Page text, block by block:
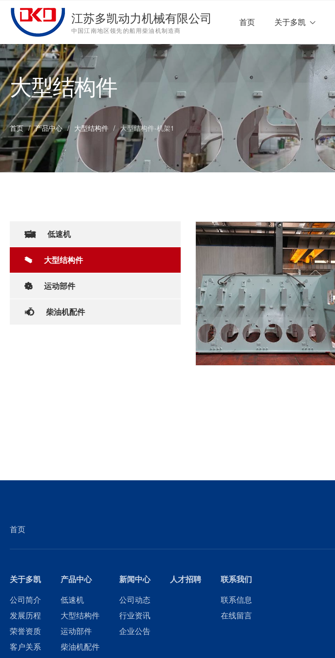
首页
Open submenu (关于多凯)
关于多凯
Open submenu (产品中心)
产品中心
Open submenu (新闻中心)
新闻中心
人才招聘
2
Open submenu (联系我们)
联系我们
江苏多凯动力机械有限公司
中国江南地区领先的船用柴油机制造商
首页 关于多凯
关于多凯 - About us
公司简介 发展历程 荣誉资质
产品中心 - Products
低速机 大型结构件 运动部件
新闻中心 - News
公司动态 行业资讯 企业公告
联系我们 - Contact us
联系信息 在线留言
大型结构件
首页 / 产品中心 / 大型结构件 / 大型结构件-机架1
低速机
大型结构件
运动部件
柴油机配件
首页
关于多凯
公司简介
发展历程
荣誉资质
客户关系
产品中心
低速机
大型结构件
运动部件
柴油机配件
新闻中心
公司动态
行业资讯
企业公告
人才招聘
联系我们
联系信息
在线留言